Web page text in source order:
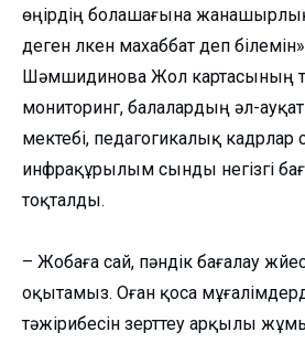
өңірдің болашағына
деген үлкен махаббат деп
Шәмшидинова Жол картасының
мониторинг, балалардың әл-
мектебі, педагогикалық кадрлар
инфрақұрылым сынды негізгі
тоқталды.
– Жобаға сай, пәндік бағалау
оқытамыз. Оған қоса
тәжірибесін зерттеу арқылы